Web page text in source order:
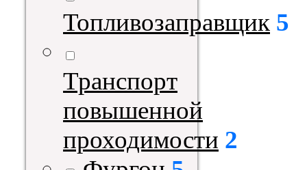
Топливозаправщик 5
Транспорт
повышенной
проходимости 2